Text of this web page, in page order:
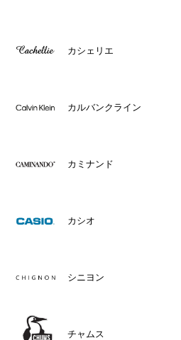
カシェリエ
カルバンクライン
カミナンド
カシオ
シニヨン
チャムス